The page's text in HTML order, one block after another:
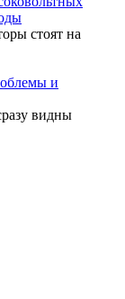
стоят на
и
видны